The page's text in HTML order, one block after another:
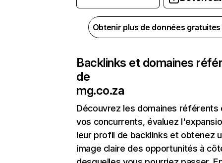
Obtenir plus de données
Backlinks et domaines
de
mg.co.za
Découvrez les domaines référents
vos concurrents, évaluez
leur profil de backlinks et obtenez
image claire des opportunités à